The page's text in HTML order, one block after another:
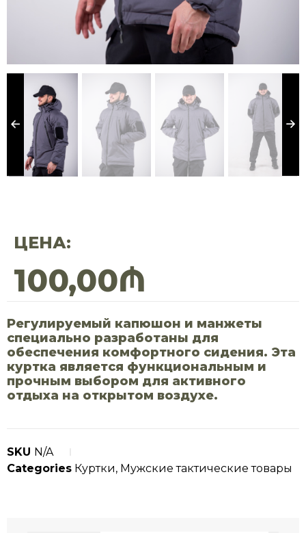
ЦЕНА:
100,00₼
Регулируемый капюшон и манжеты
специально разработаны для
обеспечения комфортного сидения. Эта
куртка является функциональным и
прочным выбором для активного
отдыха на открытом воздухе.
SKU N/A
Categories Куртки, Мужские тактические товары